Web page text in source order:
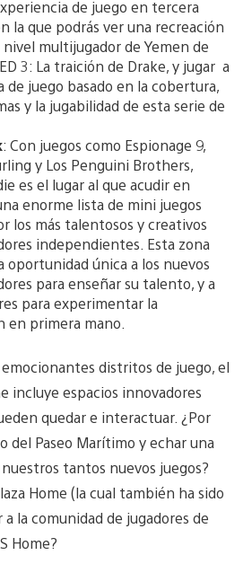
de juego en tercera
la que podrás ver una recreación
nivel multijugador de Yemen de
3: La traición de Drake, y jugar a
de juego basado en la cobertura,
y la jugabilidad de esta serie de
: Con juegos como Espionage 9,
y Los Penguini Brothers,
es el lugar al que acudir en
enorme lista de mini juegos
los más talentosos y creativos
independientes. Esta zona
oportunidad única a los nuevos
para enseñar su talento, y a
para experimentar la
en primera mano.
distritos de juego, el
incluye espacios innovadores
quedar e interactuar. ¿Por
del Paseo Marítimo y echar una
tantos nuevos juegos?
Home (la cual también ha sido
la comunidad de jugadores de
Home?